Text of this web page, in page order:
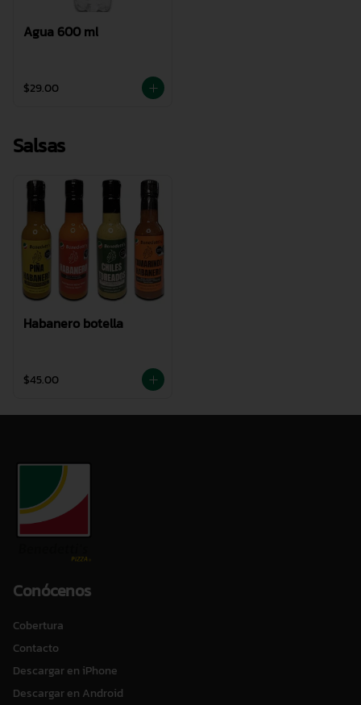
Agua 600 ml
$29.00
Salsas
Habanero botella
$45.00
Conócenos
Cobertura
Contacto
Descargar en iPhone
Descargar en Android